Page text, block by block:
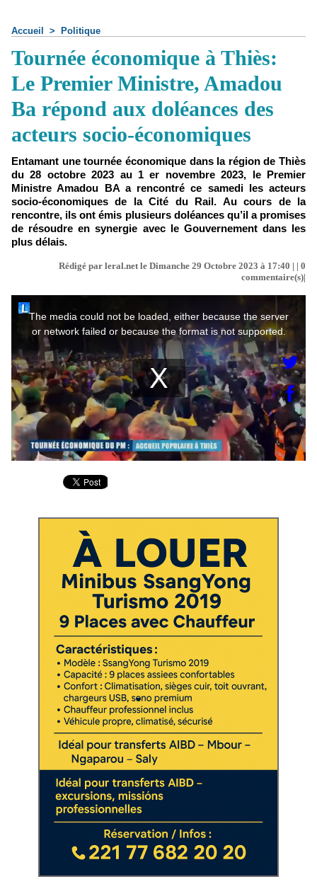
Accueil > Politique
Tournée économique à Thiès:
Le Premier Ministre, Amadou
Ba répond aux doléances des
acteurs socio-économiques
Entamant une tournée économique dans la région de Thiès
du 28 octobre 2023 au 1 er novembre 2023, le Premier
Ministre Amadou BA a rencontré ce samedi les acteurs
socio-économiques de la Cité du Rail. Au cours de la
rencontre, ils ont émis plusieurs doléances qu’il a promises
de résoudre en synergie avec le Gouvernement dans les
plus délais.
Rédigé par leral.net le Dimanche 29 Octobre 2023 à 17:40 | | 0
commentaire(s)|